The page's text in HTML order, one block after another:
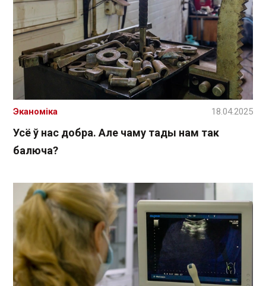
Усё ў нас добра. Але чаму тады нам так
балюча?
Эканоміка 18.04.2025